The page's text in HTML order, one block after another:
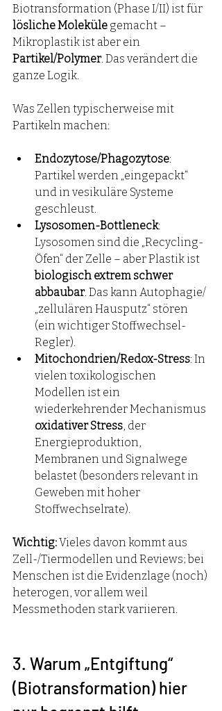
Biotransformation (Phase I/II) ist für
lösliche Moleküle gemacht –
Mikroplastik ist aber ein
Partikel/Polymer. Das verändert die
ganze Logik.
Was Zellen typischerweise mit
Partikeln machen:
Endozytose/Phagozytose:
Partikel werden „eingepackt“
und in vesikuläre Systeme
geschleust.
Lysosomen-Bottleneck:
Lysosomen sind die „Recycling-
Öfen“ der Zelle – aber Plastik ist
biologisch extrem schwer
abbaubar. Das kann Autophagie/
„zellulären Hausputz“ stören
(ein wichtiger Stoffwechsel-
Regler).
Mitochondrien/Redox-Stress: In
vielen toxikologischen
Modellen ist ein
wiederkehrender Mechanismus
oxidativer Stress, der
Energieproduktion,
Membranen und Signalwege
belastet (besonders relevant in
Geweben mit hoher
Stoffwechselrate).
Wichtig: Vieles davon kommt aus
Zell-/Tiermodellen und Reviews; bei
Menschen ist die Evidenzlage (noch)
heterogen, vor allem weil
Messmethoden stark variieren.
3. Warum „Entgiftung“
(Biotransformation) hier